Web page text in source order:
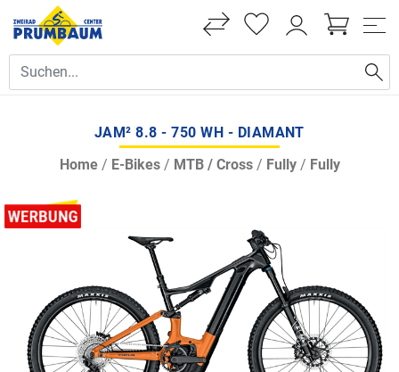
JAM² 8.8 - 750 WH - DIAMANT
Home/ E-Bikes/ MTB / Cross/ Fully/ Fully